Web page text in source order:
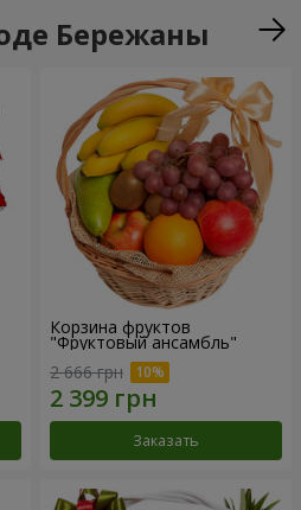
Бережаны
Корзина фруктов
"Фруктовый ансамбль"
2 666 грн
Заказать